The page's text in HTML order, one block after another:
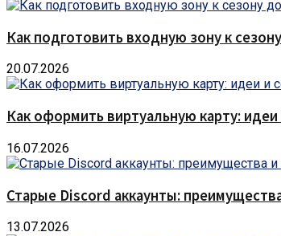
Как подготовить входную зону к
20.07.2026
Как оформить виртуальную карту:
16.07.2026
Старые Discord аккаунты:
13.07.2026